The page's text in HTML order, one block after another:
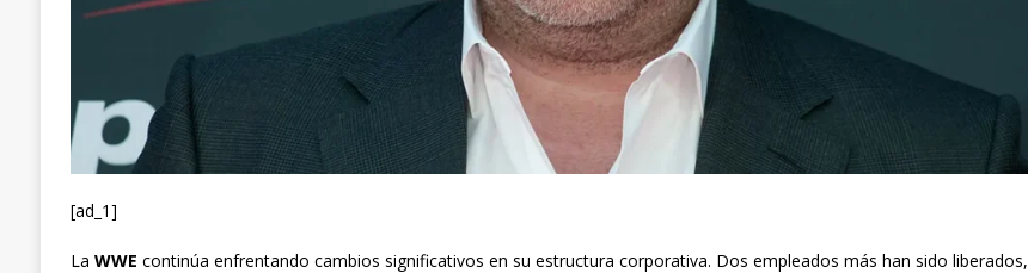
[ad_1]
La WWE continúa enfrentando cambios significativos en su estructura corporativa. Dos empleados más han sido liberados,